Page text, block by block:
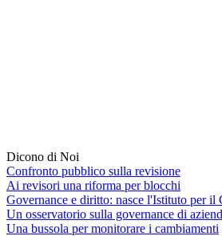
Dicono di Noi
Confronto pubblico sulla revisione
Ai revisori una riforma per blocchi
Governance e diritto: nasce l'Istituto per il
Un osservatorio sulla governance di
Una bussola per monitorare i cambiamenti